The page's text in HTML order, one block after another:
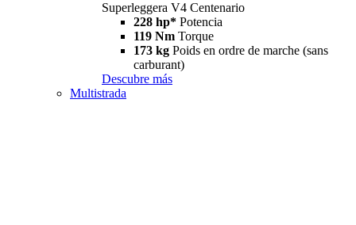
Superleggera V4 Centenario
228 hp* Potencia
119 Nm Torque
173 kg Poids en ordre de marche (sans
carburant)
Descubre más
Multistrada